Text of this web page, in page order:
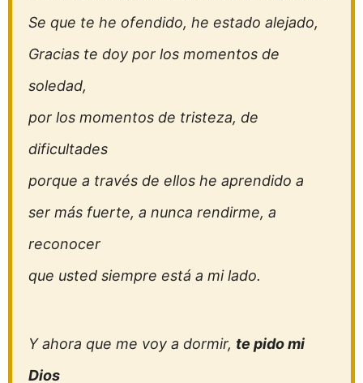
Se que te he ofendido, he estado alejado,
Gracias te doy por los momentos de
soledad,
por los momentos de tristeza, de
dificultades
porque a través de ellos he aprendido a
ser más fuerte, a nunca rendirme, a
reconocer
que usted siempre está a mi lado.
Y ahora que me voy a dormir, te pido mi
Dios